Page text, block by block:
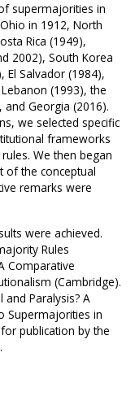
supermajorities in
in 1912, North
Rica (1949),
2002), South Korea
El Salvador (1984),
(1993), the
and Georgia (2016).
we selected specific
frameworks
We then began
of the conceptual
remarks were
were achieved.
Rules
Comparative
(Cambridge).
Paralysis? A
Supermajorities in
publication by the